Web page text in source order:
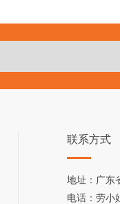
联系方式
地址：广东
电话：劳小